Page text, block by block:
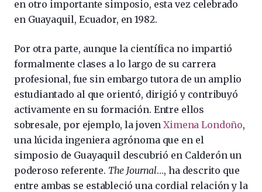
en otro importante simposio, esta vez celebrado
en Guayaquil, Ecuador, en 1982.
Por otra parte, aunque la científica no impartió
formalmente clases a lo largo de su carrera
profesional, fue sin embargo tutora de un amplio
estudiantado al que orientó, dirigió y contribuyó
activamente en su formación. Entre ellos
sobresale, por ejemplo, la jovenXimena Londoño,
una lúcida ingeniera agrónoma que en el
simposio de Guayaquil descubrió en Calderón un
poderoso referente. The Journal…, ha descrito que
entre ambas se estableció una cordial relación y la